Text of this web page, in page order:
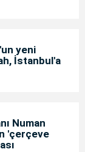
yeni
İstanbul'a
Numan
'çerçeve